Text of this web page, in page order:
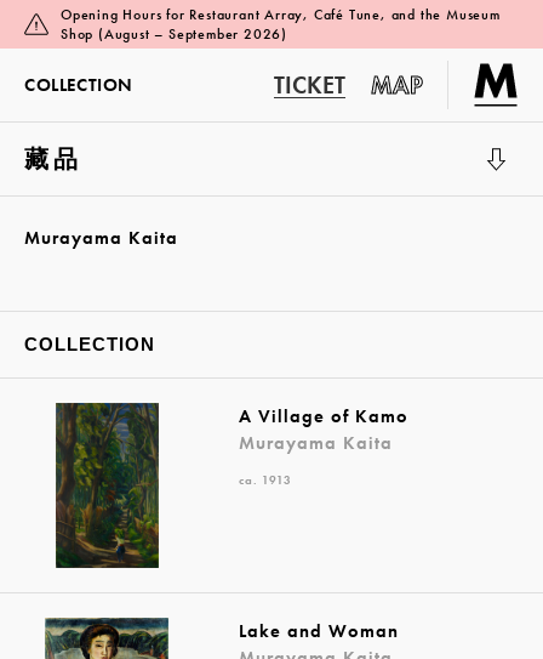
Opening Hours for Restaurant Array, Café Tune, and the Museum
Shop (August – September 2026)
COLLECTION TICKET MAP
藏品
Murayama Kaita
COLLECTION
A Village of Kamo
Murayama Kaita
ca. 1913
Lake and Woman